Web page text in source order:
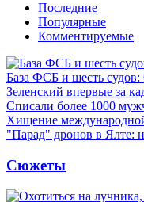
Последние
Популярные
Комментируемые
База ФСБ и шесть
Зеленский впервые за
Списали более 1000
Хищение
"Парад" дронов в Ялте:
Сюжеты